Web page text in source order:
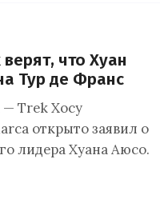
что Хуан
Тур де Франс
Trek Хосу
открыто заявил о
лидера Хуана Аюсо.